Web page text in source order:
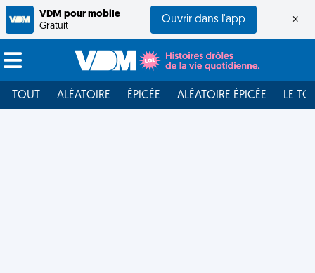
VDM pour mobile
Gratuit
Ouvrir dans l'app ×
TOUT ALÉATOIRE ÉPICÉE ALÉATOIRE ÉPICÉE LE